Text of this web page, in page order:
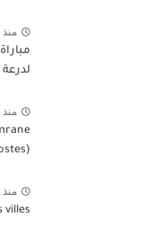
لدرعة
villes